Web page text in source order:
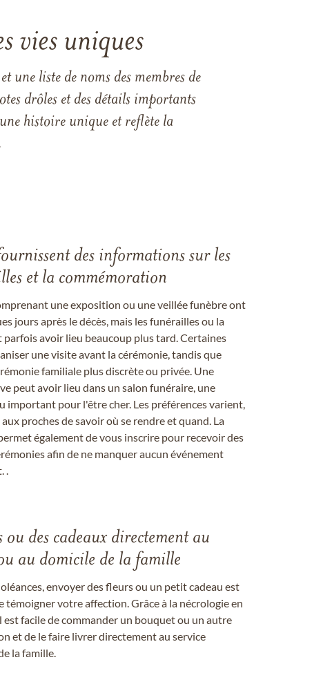
vies uniques
une liste de noms des membres de
drôles et des détails importants
histoire unique et reflète la
des informations sur les
et la commémoration
une exposition ou une veillée funèbre ont
jours après le décès, mais les funérailles ou la
avoir lieu beaucoup plus tard. Certaines
une visite avant la cérémonie, tandis que
familiale plus discrète ou privée. Une
peut avoir lieu dans un salon funéraire, une
important pour l'être cher. Les préférences varient,
proches de savoir où se rendre et quand. La
également de vous inscrire pour recevoir des
afin de ne manquer aucun événement
.
ou des cadeaux directement au
au domicile de la famille
envoyer des fleurs ou un petit cadeau est
témoigner votre affection. Grâce à la nécrologie en
est facile de commander un bouquet ou un autre
et de le faire livrer directement au service
la famille.